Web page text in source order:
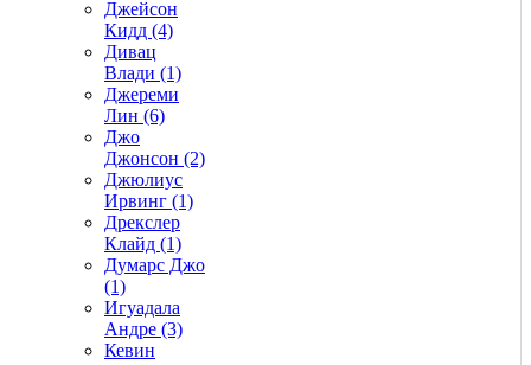
Джейсон
Кидд (4)
Дивац
Влади (1)
Джереми
Лин (6)
Джо
Джонсон (2)
Джюлиус
Ирвинг (1)
Дрекслер
Клайд (1)
Думарс Джо
(1)
Игуадала
Андре (3)
Кевин